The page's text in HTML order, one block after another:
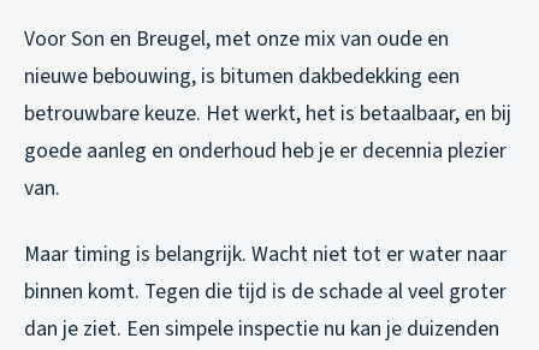
Voor Son en Breugel, met onze mix van oude en
nieuwe bebouwing, is bitumen dakbedekking een
betrouwbare keuze. Het werkt, het is betaalbaar, en bij
goede aanleg en onderhoud heb je er decennia plezier
van.
Maar timing is belangrijk. Wacht niet tot er water naar
binnen komt. Tegen die tijd is de schade al veel groter
dan je ziet. Een simpele inspectie nu kan je duizenden